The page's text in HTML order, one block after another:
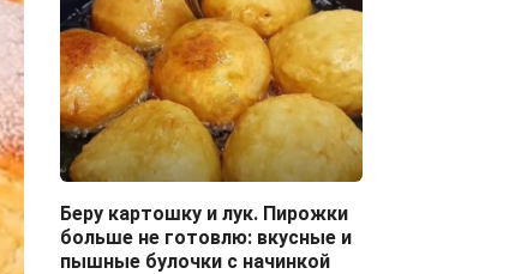
Беру картошку и лук. Пирожки
больше не готовлю: вкусные и
пышные булочки с начинкой